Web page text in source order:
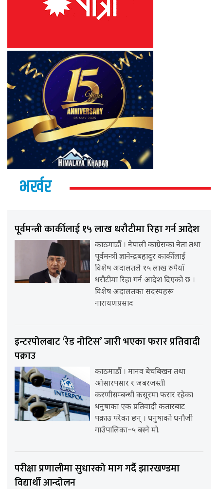
भर्खर
पूर्वमन्त्री कार्कीलाई १५ लाख धरौटीमा रिहा गर्न आदेश
काठमाडौँ । नेपाली कांग्रेसका नेता तथा
पूर्वमन्त्री ज्ञानेन्द्रबहादुर कार्कीलाई
विशेष अदालतले १५ लाख रुपैयाँ
धरौटीमा रिहा गर्न आदेश दिएको छ ।
विशेष अदालतका सदस्यहरू
नारायणप्रसाद
इन्टरपोलबाट ‘रेड नोटिस’ जारी भएका फरार प्रतिवादी
पक्राउ
काठमाडौँ । मानव बेचबिखन तथा
ओसारपसार र जबरजस्ती
करणीसम्बन्धी कसूरमा फरार रहेका
धनुषाका एक प्रतिवादी कतारबाट
पक्राउ परेका छन् । धनुषाको धनौजी
गाउँपालिका–५ बस्ने मो.
परीक्षा प्रणालीमा सुधारको माग गर्दै झारखण्डमा
विद्यार्थी आन्दोलन